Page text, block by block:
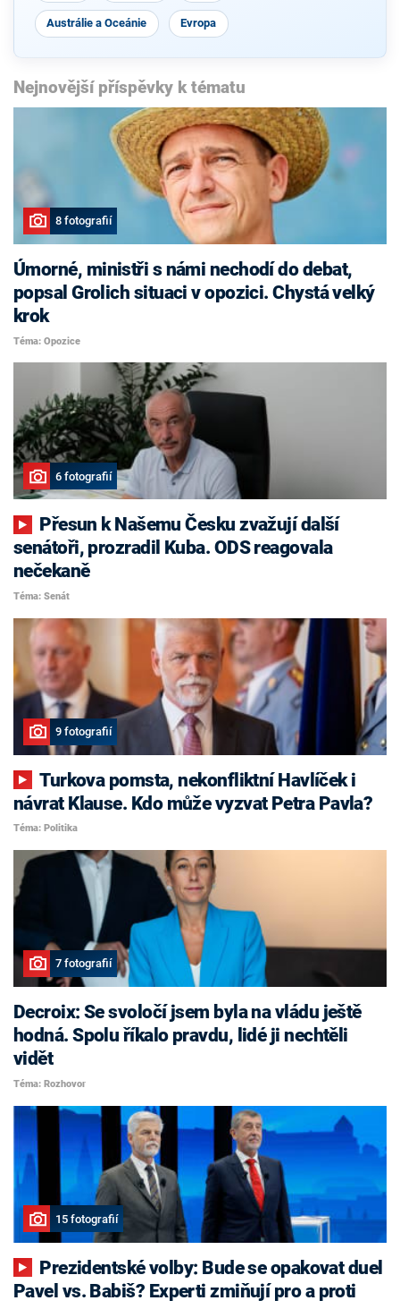
Austrálie a Oceánie Evropa
Nejnovější příspěvky k tématu
8 fotografií
Úmorné, ministři s námi nechodí do debat,
popsal Grolich situaci v opozici. Chystá velký
krok
Téma: Opozice
6 fotografií
senátoři, prozradil Kuba. ODS reagovala
nečekaně
Téma: Senát
9 fotografií
Turkova pomsta, nekonfliktní Havlíček i
návrat Klause. Kdo může vyzvat Petra Pavla?
Téma: Politika
7 fotografií
Decroix: Se svoločí jsem byla na vládu ještě
hodná. Spolu říkalo pravdu, lidé ji nechtěli
vidět
Téma: Rozhovor
15 fotografií
Pavel vs. Babiš? Experti zmiňují pro a proti